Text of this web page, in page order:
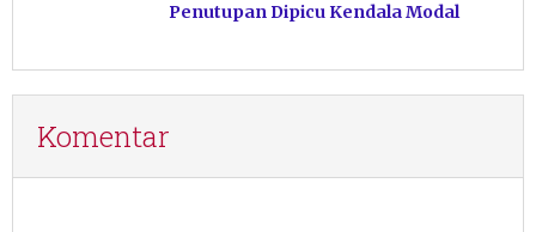
Penutupan Dipicu Kendala Modal
Komentar